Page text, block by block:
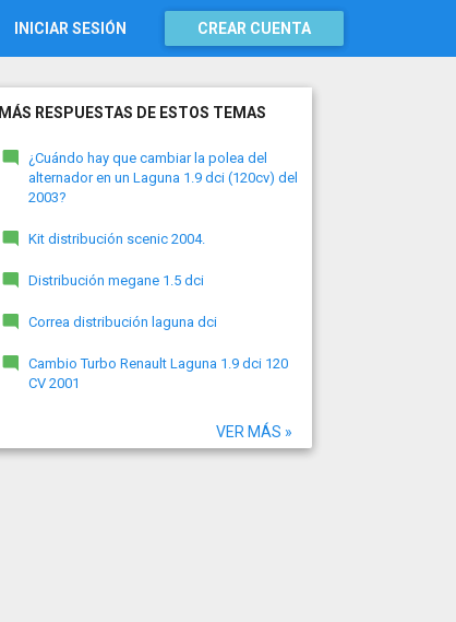
INICIAR SESIÓN CREAR CUENTA
MÁS RESPUESTAS DE ESTOS TEMAS
¿Cuándo hay que cambiar la polea del
alternador en un Laguna 1.9 dci (120cv) del
2003?
Kit distribución scenic 2004.
Distribución megane 1.5 dci
Correa distribución laguna dci
Cambio Turbo Renault Laguna 1.9 dci 120
CV 2001
VER MÁS »